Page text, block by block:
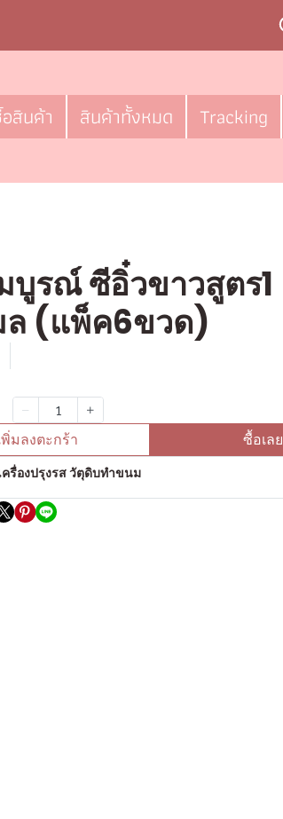
สินค้า สินค้าทั้งหมด Tracking
บูรณ์ ซีอิ๋วขาวสูตร1
(แพ็ค6ขวด)
พิ่มลงตะกร้า ซื้อเลย
ครื่องปรุงรส วัตุดิบทำขนม